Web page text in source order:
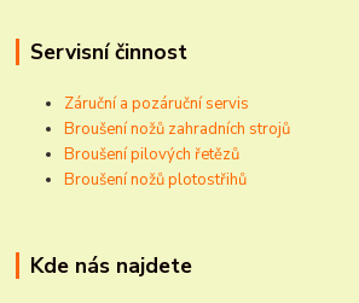
Servisní činnost
Záruční a pozáruční servis
Broušení nožů zahradních strojů
Broušení pilových řetězů
Broušení nožů plotostřihů
Kde nás najdete